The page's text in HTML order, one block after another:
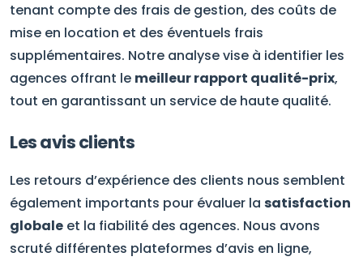
tenant compte des frais de gestion, des coûts de
mise en location et des éventuels frais
supplémentaires. Notre analyse vise à identifier les
agences offrant le meilleur rapport qualité-prix,
tout en garantissant un service de haute qualité.
Les avis clients
Les retours d’expérience des clients nous semblent
également importants pour évaluer la satisfaction
globale et la fiabilité des agences. Nous avons
scruté différentes plateformes d’avis en ligne,